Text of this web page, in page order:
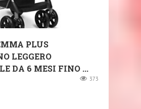
PLUS
LEGGERO
DA 6 MESI FINO ...
373